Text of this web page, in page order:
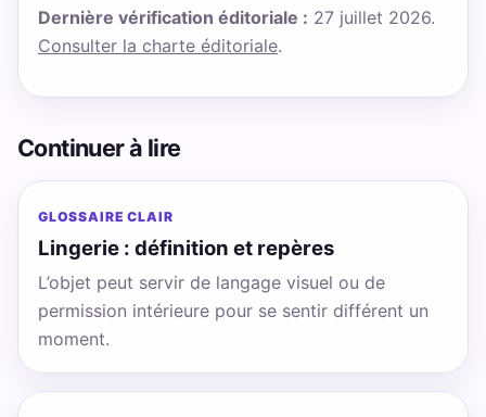
Dernière vérification éditoriale : 27 juillet 2026.
Consulter la charte éditoriale.
Continuer à lire
GLOSSAIRE CLAIR
Lingerie : définition et repères
L’objet peut servir de langage visuel ou de
permission intérieure pour se sentir différent un
moment.